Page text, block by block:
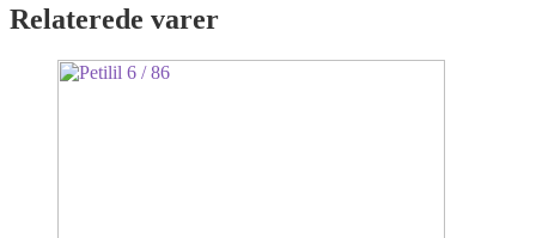
Relaterede varer